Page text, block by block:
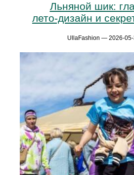
Льняной шик:
лето‑дизайн и
UllaFashion — 2026-